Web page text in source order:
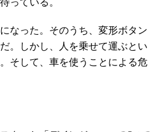
っている。
なった。そのうち、変形ボタン
。しかし、人を乗せて運ぶとい
そして、車を使うことによる危